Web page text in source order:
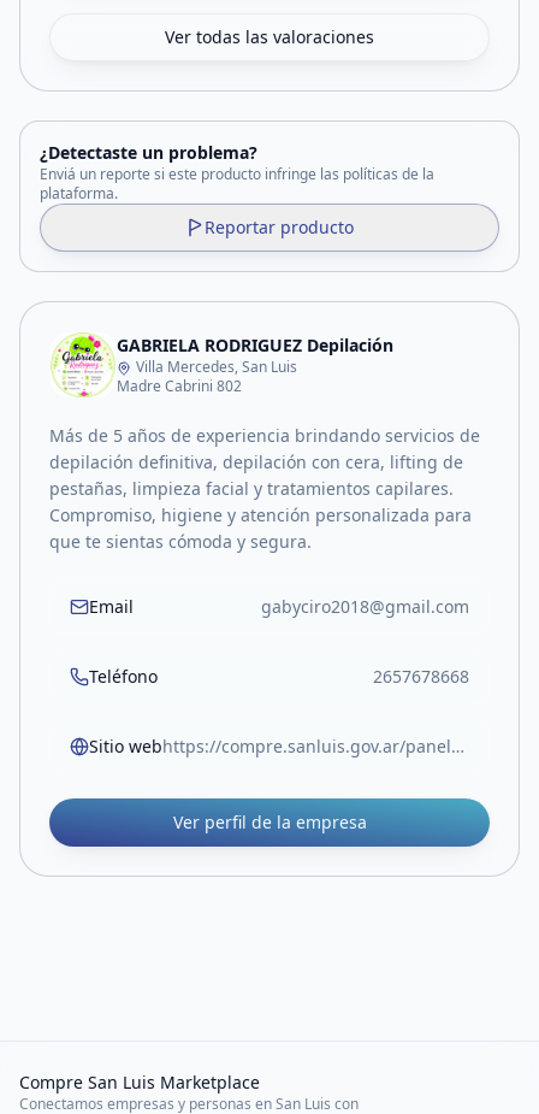
Ver todas las valoraciones
¿Detectaste un problema?
Enviá un reporte si este producto infringe las políticas de la
plataforma.
Reportar producto
GABRIELA RODRIGUEZ Depilación
Villa Mercedes, San Luis
Madre Cabrini 802
Más de 5 años de experiencia brindando servicios de
depilación definitiva, depilación con cera, lifting de
pestañas, limpieza facial y tratamientos capilares.
Compromiso, higiene y atención personalizada para
que te sientas cómoda y segura.
Email gabyciro2018@gmail.com
Teléfono 2657678668
Sitio web https://compre.sanluis.gov.ar/panel/empresas#:~:text=https%3A//compre.sanluis.gov.ar/empresa/gabriela%2Drodriguez%2Ddepilacion
Ver perfil de la empresa
Compre San Luis Marketplace
Conectamos empresas y personas en San Luis con